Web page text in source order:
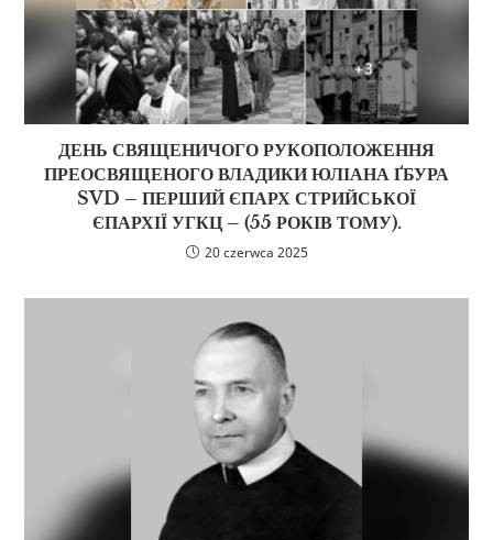
ДЕНЬ СВЯЩЕНИЧОГО РУКОПОЛОЖЕННЯ
ПРЕОСВЯЩЕНОГО ВЛАДИКИ ЮЛІАНА ҐБУРА
SVD – ПЕРШИЙ ЄПАРХ СТРИЙСЬКОЇ
ЄПАРХІЇ УГКЦ – (55 РОКІВ ТОМУ).
20 czerwca 2025